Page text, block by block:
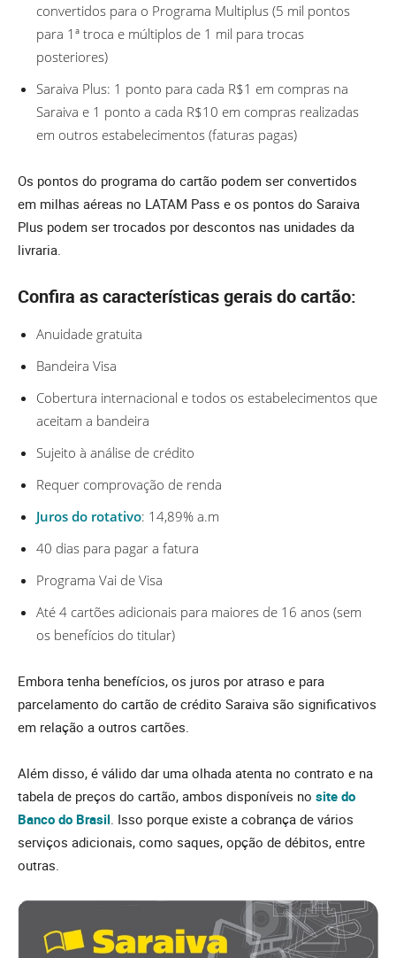
convertidos para o Programa Multiplus (5 mil pontos
para 1ª troca e múltiplos de 1 mil para trocas
posteriores)
Saraiva Plus: 1 ponto para cada R$1 em compras na
Saraiva e 1 ponto a cada R$10 em compras realizadas
em outros estabelecimentos (faturas pagas)
Os pontos do programa do cartão podem ser convertidos
em milhas aéreas no LATAM Pass e os pontos do Saraiva
Plus podem ser trocados por descontos nas unidades da
livraria.
Confira as características gerais do cartão:
Anuidade gratuita
Bandeira Visa
Cobertura internacional e todos os estabelecimentos que
aceitam a bandeira
Sujeito à análise de crédito
Requer comprovação de renda
Juros do rotativo: 14,89% a.m
40 dias para pagar a fatura
Programa Vai de Visa
Até 4 cartões adicionais para maiores de 16 anos (sem
os benefícios do titular)
Embora tenha benefícios, os juros por atraso e para
parcelamento do cartão de crédito Saraiva são significativos
em relação a outros cartões.
Além disso, é válido dar uma olhada atenta no contrato e na
tabela de preços do cartão, ambos disponíveis no site do
Banco do Brasil . Isso porque existe a cobrança de vários
serviços adicionais, como saques, opção de débitos, entre
outras.